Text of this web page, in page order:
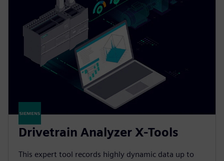
Drivetrain Analyzer X-Tools
This expert tool records highly dynamic data up to